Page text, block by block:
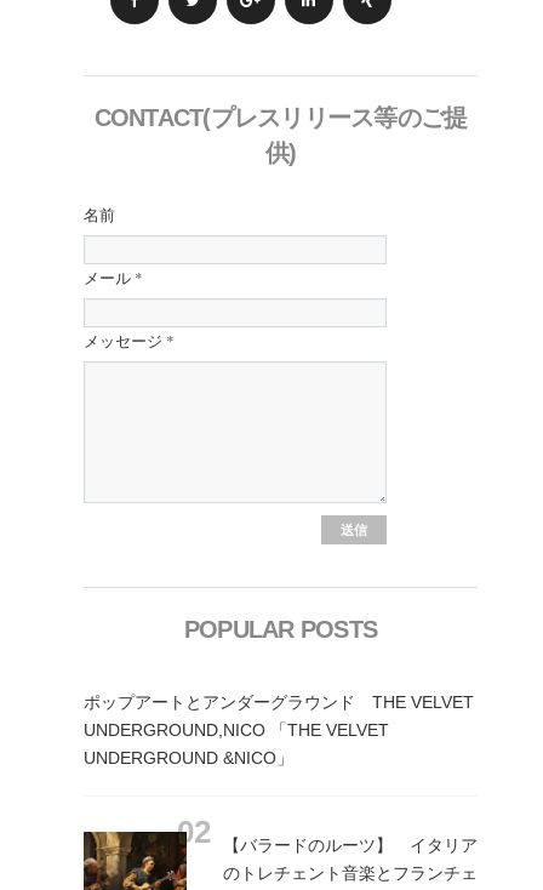
CONTACT(プレスリリース等のご提
供)
名前
メール *
メッセージ *
POPULAR POSTS
ポップアートとアンダーグラウンド THE VELVET
UNDERGROUND,NICO 「THE VELVET
UNDERGROUND &NICO」
【バラードのルーツ】 イタリア
のトレチェント音楽とフランチェ